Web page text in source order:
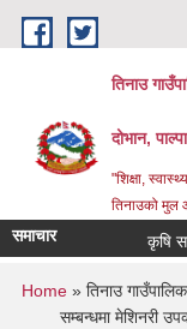
Skip to main content
तिनाउ
दोभान,
"शिक्षा,
तिनाउको मुल
समाचार कृषि
You are
Home» तिनाउ
सम्बन्धमा मेशिनरी